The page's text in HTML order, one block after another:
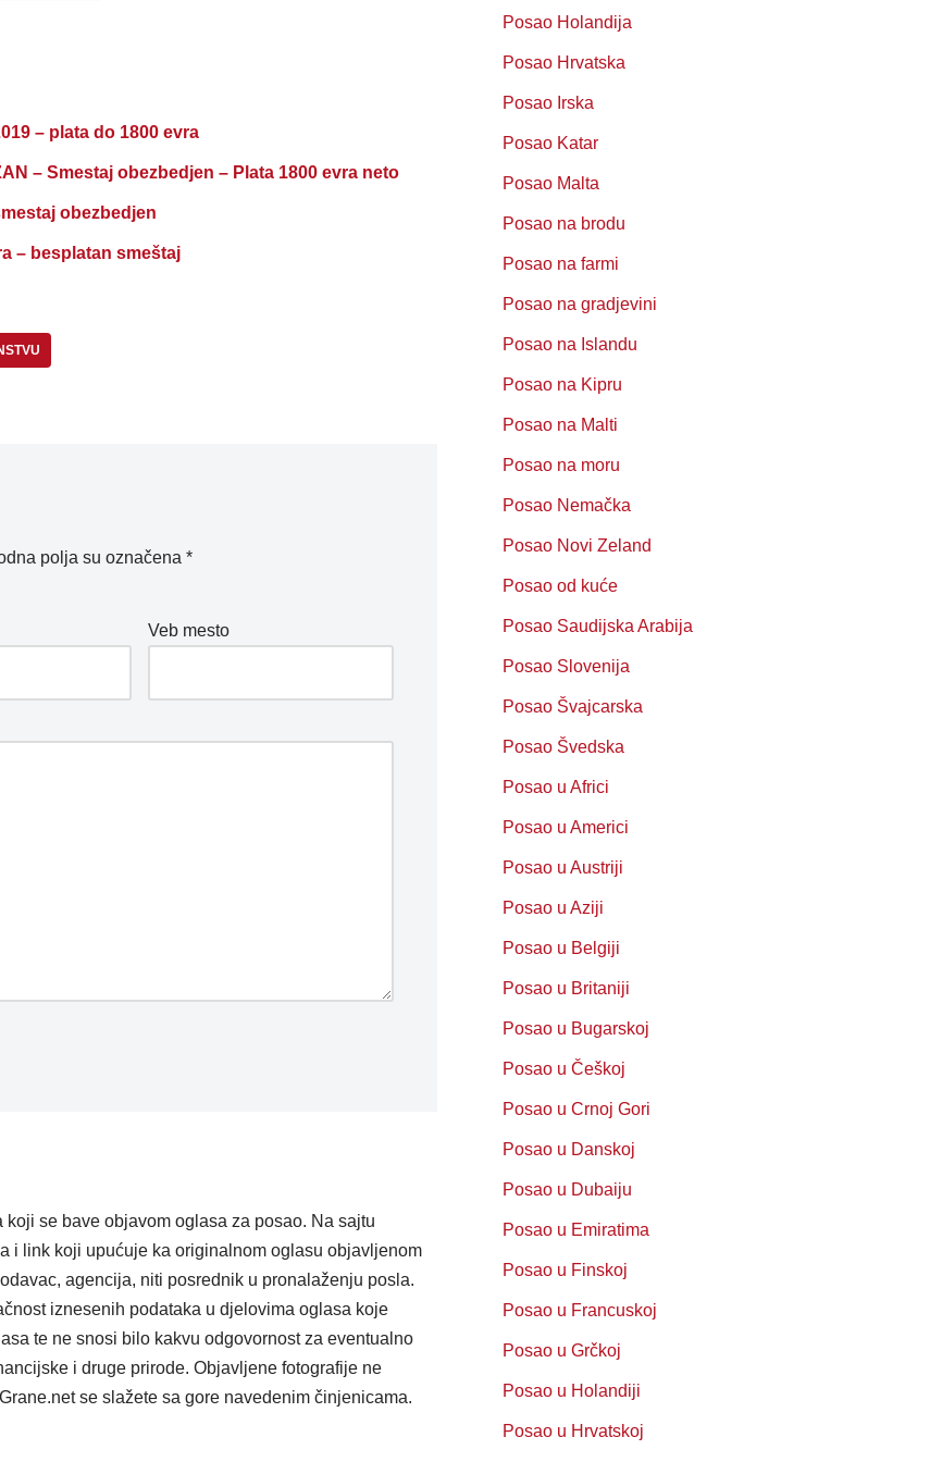
– plata do 1800 evra
– Smestaj obezbedjen – Plata 1800 evra neto
obezbedjen
– besplatan smeštaj
polja su označena *
Veb mesto
se bave objavom oglasa za posao. Na sajtu
i link koji upućuje ka originalnom oglasu objavljenom
agencija, niti posrednik u pronalaženju posla.
iznesenih podataka u djelovima oglasa koje
te ne snosi bilo kakvu odgovornost za eventualno
i druge prirode. Objavljene fotografije ne
se slažete sa gore navedenim činjenicama.
Posao Holandija
Posao Hrvatska
Posao Irska
Posao Katar
Posao Malta
Posao na brodu
Posao na farmi
Posao na gradjevini
Posao na Islandu
Posao na Kipru
Posao na Malti
Posao na moru
Posao Nemačka
Posao Novi Zeland
Posao od kuće
Posao Saudijska Arabija
Posao Slovenija
Posao Švajcarska
Posao Švedska
Posao u Africi
Posao u Americi
Posao u Austriji
Posao u Aziji
Posao u Belgiji
Posao u Britaniji
Posao u Bugarskoj
Posao u Češkoj
Posao u Crnoj Gori
Posao u Danskoj
Posao u Dubaiju
Posao u Emiratima
Posao u Finskoj
Posao u Francuskoj
Posao u Grčkoj
Posao u Holandiji
Posao u Hrvatskoj